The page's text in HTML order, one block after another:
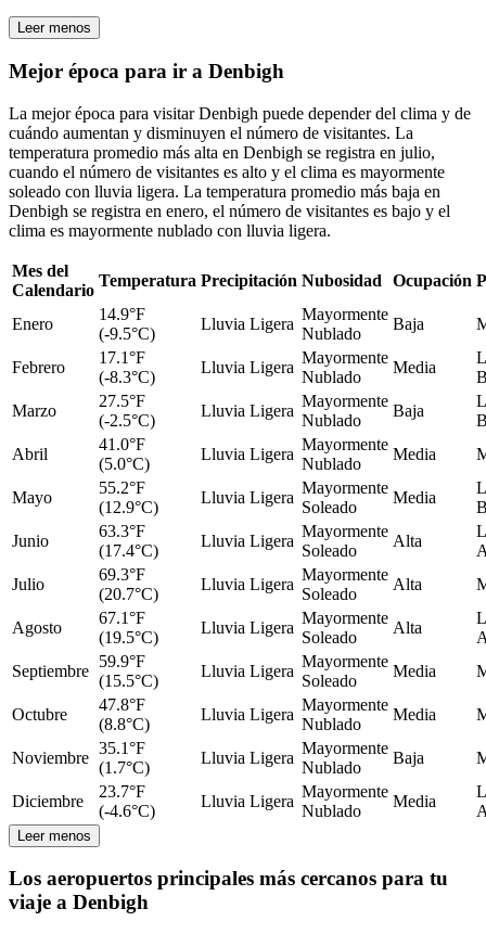
Leer menos
Mejor época para ir a Denbigh
La mejor época para visitar Denbigh puede depender del clima y de
cuándo aumentan y disminuyen el número de visitantes. La
temperatura promedio más alta en Denbigh se registra en julio,
cuando el número de visitantes es alto y el clima es mayormente
soleado con lluvia ligera. La temperatura promedio más baja en
Denbigh se registra en enero, el número de visitantes es bajo y el
clima es mayormente nublado con lluvia ligera.
Mes del
Calendario
Temperatura Precipitación Nubosidad Ocupación
Enero
14.9°F
(-9.5°C)
Lluvia Ligera
Mayormente
Nublado
Baja
Febrero
17.1°F
(-8.3°C)
Lluvia Ligera
Mayormente
Nublado
Media
Marzo
27.5°F
(-2.5°C)
Lluvia Ligera
Mayormente
Nublado
Baja
Abril
41.0°F
(5.0°C)
Lluvia Ligera
Mayormente
Nublado
Media
Mayo
55.2°F
(12.9°C)
Lluvia Ligera
Mayormente
Soleado
Media
Junio
63.3°F
(17.4°C)
Lluvia Ligera
Mayormente
Soleado
Alta
Julio
69.3°F
(20.7°C)
Lluvia Ligera
Mayormente
Soleado
Alta
Agosto
67.1°F
(19.5°C)
Lluvia Ligera
Mayormente
Soleado
Alta
Septiembre
59.9°F
(15.5°C)
Lluvia Ligera
Mayormente
Soleado
Media
Octubre
47.8°F
(8.8°C)
Lluvia Ligera
Mayormente
Nublado
Media
Noviembre
35.1°F
(1.7°C)
Lluvia Ligera
Mayormente
Nublado
Baja
Diciembre
23.7°F
(-4.6°C)
Lluvia Ligera
Mayormente
Nublado
Media
Leer menos
Los aeropuertos principales más cercanos para tu
viaje a Denbigh